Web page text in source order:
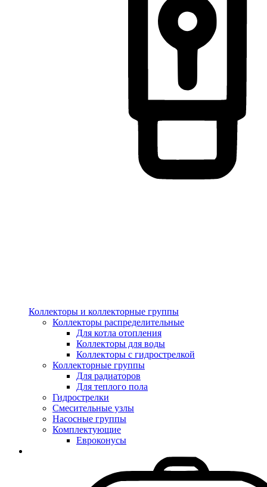
Коллекторы и коллекторные группы
Коллекторы распределительные
Для котла отопления
Коллекторы для воды
Коллекторы с гидрострелкой
Коллекторные группы
Для радиаторов
Для теплого пола
Гидрострелки
Смесительные узлы
Насосные группы
Комплектующие
Евроконусы